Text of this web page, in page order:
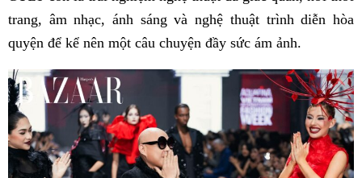
trang, âm nhạc, ánh sáng và nghệ thuật trình diễn hòa
quyện để kể nên một câu chuyện đầy sức ám ảnh.